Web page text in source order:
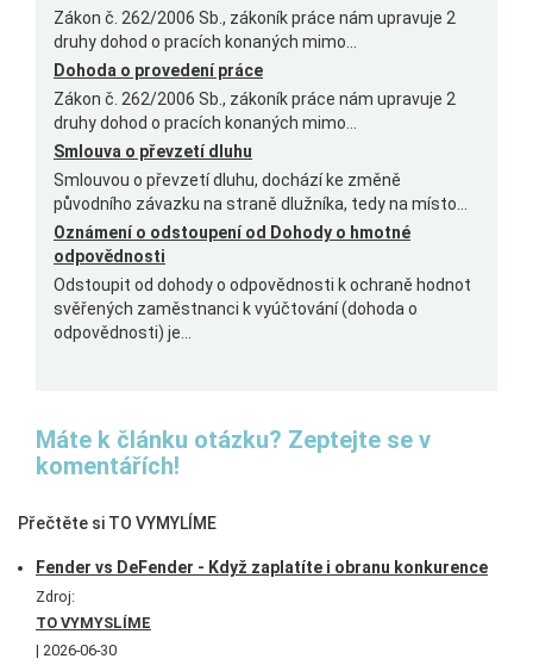
Zákon č. 262/2006 Sb., zákoník práce nám upravuje 2
druhy dohod o pracích konaných mimo...
Dohoda o provedení práce
Zákon č. 262/2006 Sb., zákoník práce nám upravuje 2
druhy dohod o pracích konaných mimo...
Smlouva o převzetí dluhu
Smlouvou o převzetí dluhu, dochází ke změně
původního závazku na straně dlužníka, tedy na místo...
Oznámení o odstoupení od Dohody o hmotné
odpovědnosti
Odstoupit od dohody o odpovědnosti k ochraně hodnot
svěřených zaměstnanci k vyúčtování (dohoda o
odpovědnosti) je...
Máte k článku otázku? Zeptejte se v
komentářích!
Přečtěte si TO VYMYLÍME
Fender vs DeFender - Když zaplatíte i obranu konkurence
Zdroj:
TO VYMYSLÍME
2026-06-30